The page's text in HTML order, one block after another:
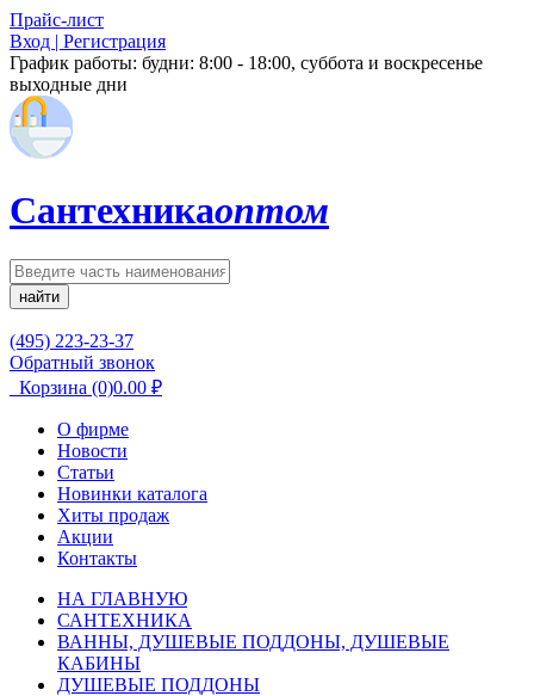
Прайс-лист
Вход | Регистрация
График работы: будни: 8:00 - 18:00, суббота и воскресенье
выходные дни
Сантехникаоптом
найти
(495) 223-23-37
Обратный звонок
Корзина (0)0.00 ₽
О фирме
Новости
Статьи
Новинки каталога
Хиты продаж
Акции
Контакты
НА ГЛАВНУЮ
САНТЕХНИКА
ВАННЫ, ДУШЕВЫЕ ПОДДОНЫ, ДУШЕВЫЕ
КАБИНЫ
ДУШЕВЫЕ ПОДДОНЫ